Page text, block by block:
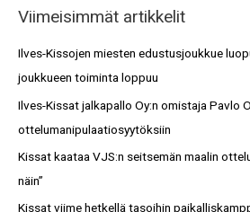
r
c
h
Viimeisimmät artikkelit
Ilves-Kissojen miesten edustusjoukkue
joukkueen toiminta loppuu
Ilves-Kissat jalkapallo Oy:n omistaja Pavlo
ottelumanipulaatiosyytöksiin
Kissat kaataa VJS:n seitsemän maalin
näin”
Kissat viime hetkellä tasoihin
i
t
o
t